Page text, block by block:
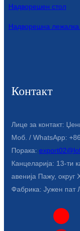
Надворешен стол
Надворешна лежалка
Контакт
Лице за контакт:
Моб. / WhatsApp:
Порака:
Канцеларија: 13-ти
авенија Пажу, округ
Фабрика: Јужен